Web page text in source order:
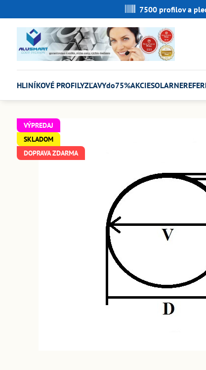
7500 profilov a
HLINÍKOVÉ PROFILYZĽAVYdo75%AKCIESOLARNE
VÝPREDAJ
SKLADOM
DOPRAVA ZDARMA